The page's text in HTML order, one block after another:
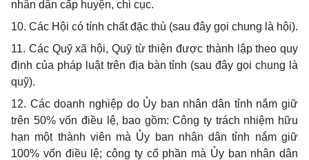
nhân dân cấp huyện, chi cục.
10. Các Hội có tính chất đặc thù (sau đây gọi chung là hội).
11. Các Quỹ xã hội, Quỹ từ thiện được thành lập theo quy
định của pháp luật trên địa bàn tỉnh (sau đây gọi chung là
quỹ).
12. Các doanh nghiệp do Ủy ban nhân dân tỉnh nắm giữ
trên 50% vốn điều lệ, bao gồm: Công ty trách nhiệm hữu
hạn một thành viên mà Ủy ban nhân dân tỉnh nắm giữ
100% vốn điều lệ; công ty cổ phần mà Ủy ban nhân dân